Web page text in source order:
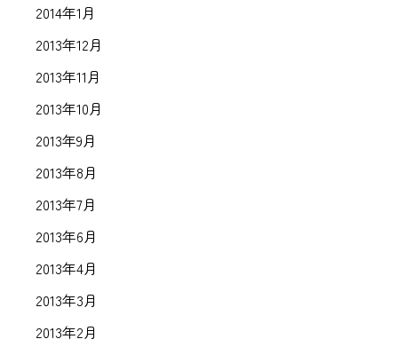
2014年1月
2013年12月
2013年11月
2013年10月
2013年9月
2013年8月
2013年7月
2013年6月
2013年4月
2013年3月
2013年2月